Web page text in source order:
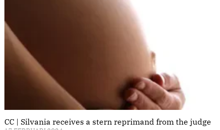
CC | Silvania receives a stern reprimand from the judge